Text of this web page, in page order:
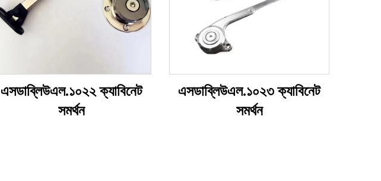
এসডাব্লিউএল.১০২২ ক্যাবিনেট
সমর্থন
এসডাব্লিউএল.১০২৩ ক্যাবিনেট
সমর্থন